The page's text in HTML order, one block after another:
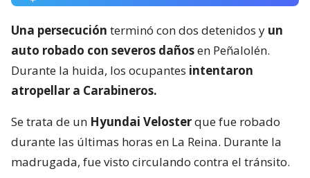
Una persecución terminó con dos detenidos y un
auto robado con severos dañosen Peñalolén.
Durante la huida, los ocupantes intentaron
atropellar a Carabineros.
Se trata de un Hyundai Velosterque fue robado
durante las últimas horas en La Reina. Durante la
madrugada, fue visto circulando contra el tránsito.